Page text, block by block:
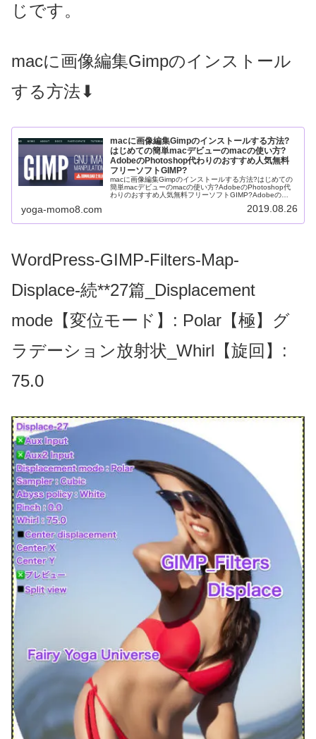
じです。
macに画像編集Gimpのインストール
する方法⬇
macに画像編集Gimpのインストールする方法?
はじめての簡単macデビューのmacの使い方?
AdobeのPhotoshop代わりのおすすめ人気無料
フリーソフトGIMP?
macに画像編集Gimpのインストールする方法?はじめての
簡単macデビューのmacの使い方?AdobeのPhotoshop代
わりのおすすめ人気無料フリーソフトGIMP?Adobeの
yoga-momo8.com 2019.08.26
WordPress-GIMP-Filters-Map-
Displace-続**27篇_Displacement
mode【変位モード】: Polar【極】グ
ラデーション放射状_Whirl【旋回】:
75.0